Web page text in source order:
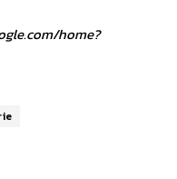
home?